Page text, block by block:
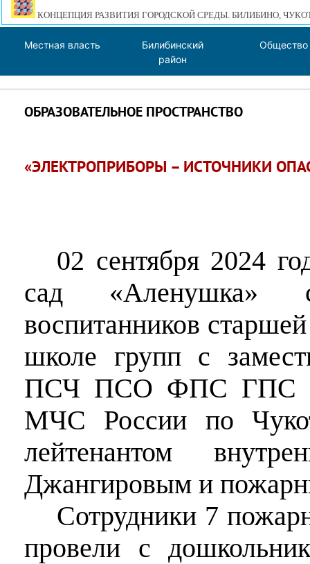
КОНЦЕПЦИЯ РАЗВИТИЯ ГОРОДСКОЙ СРЕДЫ. БИЛИБИНО,
Местная власть
Билибинский
район
Общество
ОБРАЗОВАТЕЛЬНОЕ ПРОСТРАНСТВО
«ЭЛЕКТРОПРИБОРЫ – ИСТОЧНИКИ
02 сентября 2024
сад «Аленушка»
воспитанников
школе групп с
ПСЧ ПСО ФПС ГПС
МЧС России по
лейтенантом
Джангировым и
Сотрудники 7
провели с